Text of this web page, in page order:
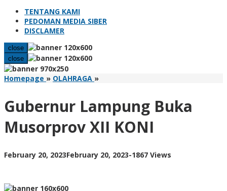
TENTANG KAMI
PEDOMAN MEDIA SIBER
DISCLAMER
close
close
Homepage » OLAHRAGA »Gubernur
Musorprov
KONI
Gubernur Lampung Buka
Musorprov XII KONI
February 20, 2023February 20, 2023by
-1867 Views